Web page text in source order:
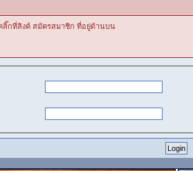
ลิ๊กที่ลิงค์ สมัครสมาชิก ที่อยู่ด้านบน